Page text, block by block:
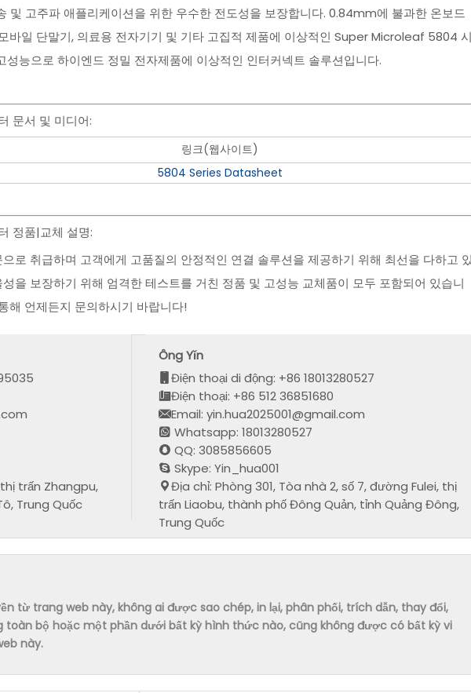
및 고주파 애플리케이션을 위한 우수한 전도성을 보장합니다. 0.84mm에 불과한 온보드
바일 단말기, 의료용 전자기기 및 기타 고집적 제품에 이상적인 Super Microleaf 5804 시
능으로 하이엔드 정밀 전자제품에 이상적인 인터커넥트 솔루션입니다.
문서 및 미디어:
링크(웹사이트)
5804 Series Datasheet
정품|교체 설명:
로 취급하며 고객에게 고품질의 안정적인 연결 솔루션을 제공하기 위해 최선을 다하고
을 보장하기 위해 엄격한 테스트를 거친 정품 및 고성능 교체품이 모두 포함되어 있습니
해 언제든지 문의하시기 바랍니다!
trấn Zhangpu,
Trung Quốc
Ông Yǐn
Điện thoại di động: +86 18013280527
Điện thoại: +86 512 36851680
Email: yin.hua2025001@gmail.com
Whatsapp: 18013280527
QQ: 3085856605
Skype: Yin_hua001
Địa chỉ: Phòng 301, Tòa nhà 2, số 7, đường Fulei, thị
trấn Liaobu, thành phố Đông Quản, tỉnh Quảng Đông,
Trung Quốc
từ trang web này, không ai được sao chép, in lại, phân phối, trích dẫn, thay đổi,
toàn bộ hoặc một phần dưới bất kỳ hình thức nào, cũng không được có bất kỳ vi
này.